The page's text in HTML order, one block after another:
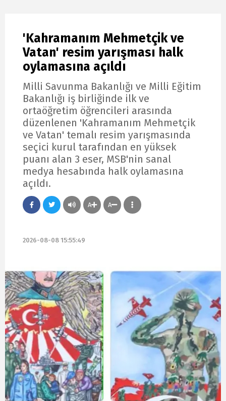
'Kahramanım Mehmetçik ve
Vatan' resim yarışması halk
oylamasına açıldı
Milli Savunma Bakanlığı ve Milli Eğitim
Bakanlığı iş birliğinde ilk ve
ortaöğretim öğrencileri arasında
düzenlenen 'Kahramanım Mehmetçik
ve Vatan' temalı resim yarışmasında
seçici kurul tarafından en yüksek
puanı alan 3 eser, MSB'nin sanal
medya hesabında halk oylamasına
açıldı.
A A
2026-08-08 15:55:49